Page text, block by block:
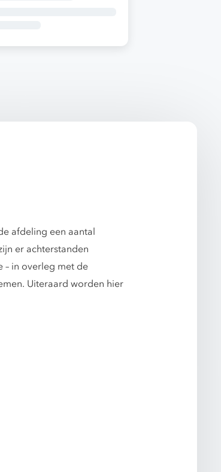
afdeling een aantal
er achterstanden
– in overleg met de
Uiteraard worden hier